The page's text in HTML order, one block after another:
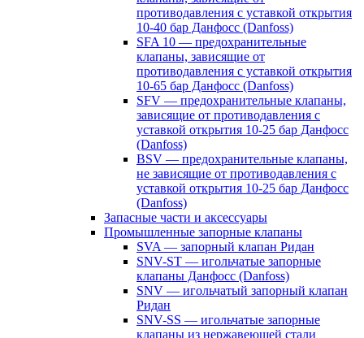
противодавления с уставкой открытия
10-40 бар Данфосс (Danfoss)
SFA 10 — предохранительные
клапаны, зависящие от
противодавления с уставкой открытия
10-65 бар Данфосс (Danfoss)
SFV — предохранительные клапаны,
зависящие от противодавления с
уставкой открытия 10-25 бар Данфосс
(Danfoss)
BSV — предохранительные клапаны,
не зависящие от противодавления с
уставкой открытия 10-25 бар Данфосс
(Danfoss)
Запасные части и аксессуары
Промышленные запорные клапаны
SVA — запорный клапан Ридан
SNV-ST — игольчатые запорные
клапаны Данфосс (Danfoss)
SNV — игольчатый запорный клапан
Ридан
SNV-SS — игольчатые запорные
клапаны из нержавеющей стали